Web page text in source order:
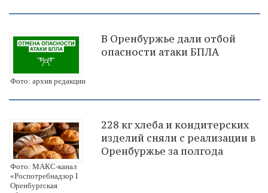
Фото: архив редакции
В Оренбуржье дали отбой
опасности атаки БПЛА
Фото: МАКС-канал
«Роспотребнадзор I
Оренбургская
228 кг хлеба и кондитерских
изделий сняли с реализации в
Оренбуржье за полгода